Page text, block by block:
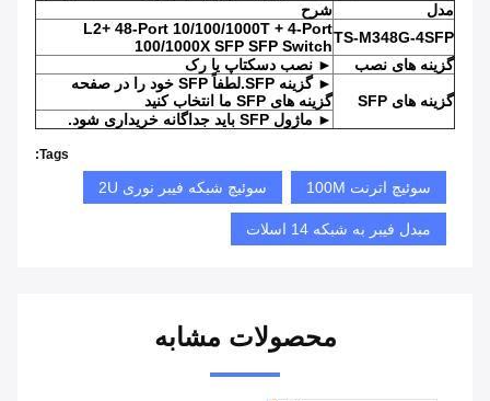
مدل
شرح
TS-M348G-4SFP
L2+ 48-Port 10/100/1000T + 4-Port
100/1000X SFP SFP Switch
گزینه های نصب
► نصب دسکتاپ یا رک
گزینه های SFP
► گزینه SFP.لطفاً SFP خود را در صفحه
گزینه های SFP ما انتخاب کنید
► ماژول SFP باید جداگانه خریداری شود.
Tags:
سوئیچ اترنت 100M سوئیچ شبکه فیبر نوری 2U
مبدل فیبر به شبکه 14 اسلات
محصولات مشابه